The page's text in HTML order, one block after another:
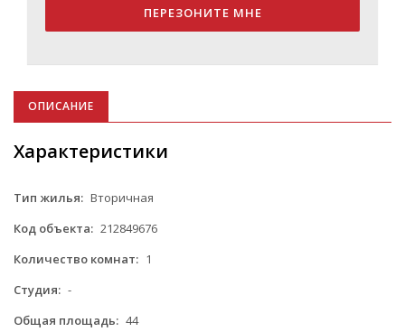
ПЕРЕЗОНИТЕ МНЕ
ОПИСАНИЕ
Характеристики
Тип жилья: Вторичная
Код объекта: 212849676
Количество комнат: 1
Студия: -
Общая площадь: 44